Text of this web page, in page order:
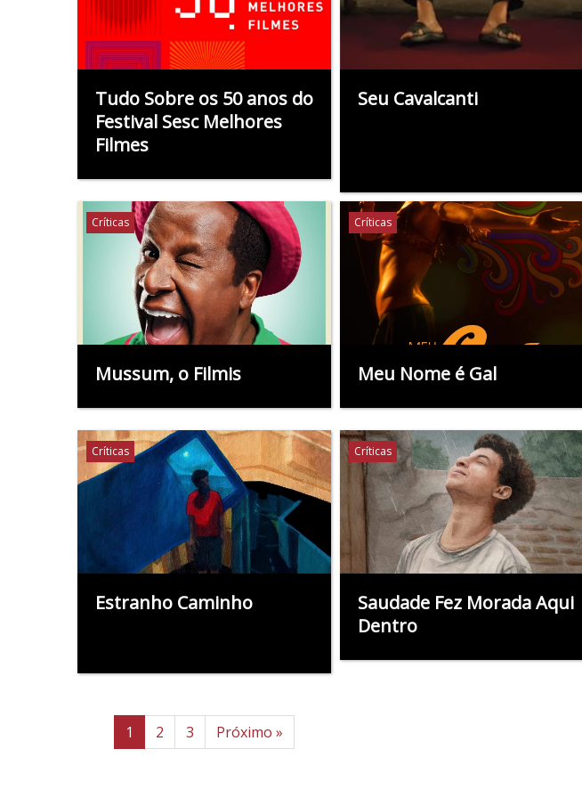
Tudo Sobre os 50 anos do
Festival Sesc Melhores
Filmes
Seu Cavalcanti
Críticas
Mussum, o Filmis
Críticas
Meu Nome é Gal
Críticas
Estranho Caminho
Críticas
Saudade Fez Morada Aqui
Dentro
1 2 3 Próximo »